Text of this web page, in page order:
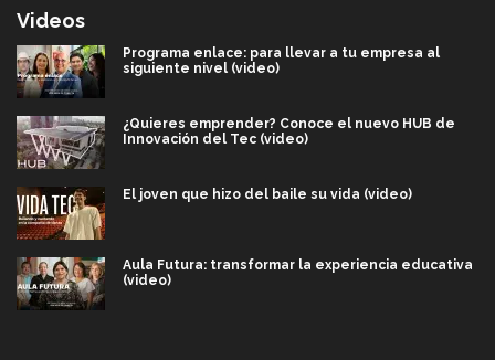
Videos
Programa enlace: para llevar a tu empresa al
siguiente nivel (video)
¿Quieres emprender? Conoce el nuevo HUB de
Innovación del Tec (video)
El joven que hizo del baile su vida (video)
Aula Futura: transformar la experiencia educativa
(video)